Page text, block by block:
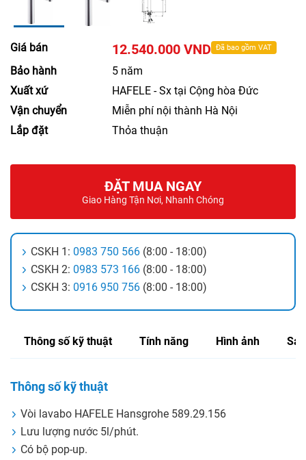
Giá bán 12.540.000 VND Đã bao gồm VAT
Bảo hành
5 năm
Xuất xứ
HAFELE - Sx tại Cộng hòa Đức
Vận chuyển
Miễn phí nội thành Hà Nội
Lắp đặt
Thỏa thuận
ĐẶT MUA NGAY
Giao Hàng Tận Nơi, Nhanh Chóng
CSKH 1: 0983 750 566 (8:00 - 18:00)
CSKH 2: 0983 573 166 (8:00 - 18:00)
CSKH 3: 0916 950 756 (8:00 - 18:00)
Thông số kỹ thuật Tính năng Hình ảnh
Thông số kỹ thuật
Vòi lavabo HAFELE Hansgrohe 589.29.156
Lưu lượng nước 5l/phút.
Có bộ pop-up.